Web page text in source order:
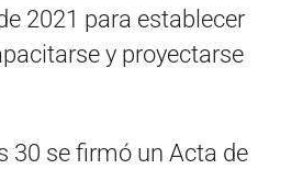
2021 para establecer
y proyectarse
30 se firmó un Acta de